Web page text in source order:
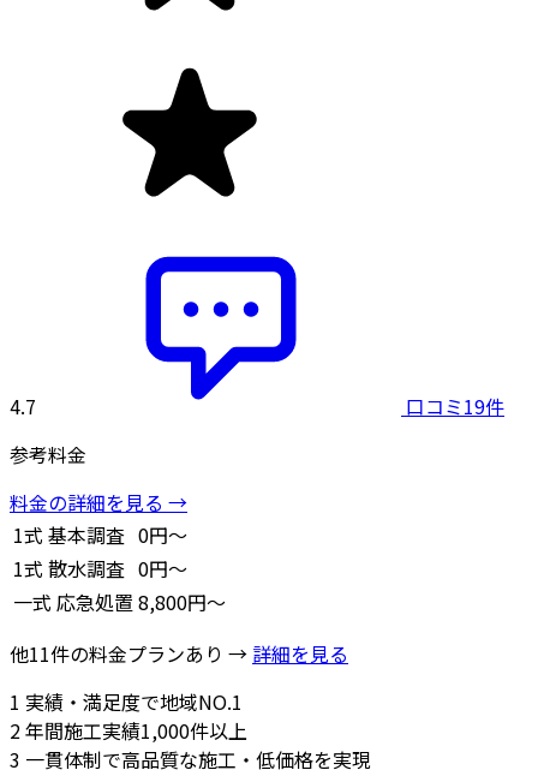
4.7
口コミ19件
参考料金
料金の詳細を見る →
1式 基本調査 0円～
1式 散水調査 0円～
一式 応急処置 8,800円～
他11件の料金プランあり → 詳細を見る
1 実績・満足度で地域NO.1
2年間施工実績1,000件以上
3 一貫体制で高品質な施工・低価格を実現